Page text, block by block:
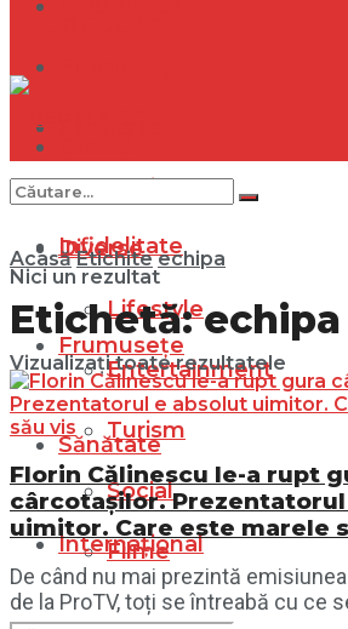
Internațional
Diverse
Lifestyle
Entertainment
Turism
Social
Filme
Infidelitate
Frumusețe
Sănătate
Internațional
Nici un rezultat
Vizualizați toate rezultatele
Acasă Etichite echipa
Etichetă:echipa
Florin Călinescu le-a rupt
cârcotașilor.
uimitor. Care este marele
De când nu mai prezintă
de la ProTV, toți se întreabă cu ce